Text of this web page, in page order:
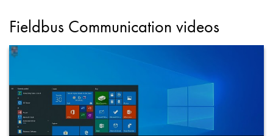
Fieldbus Communication videos